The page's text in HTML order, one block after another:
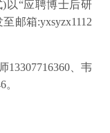
以“应聘博士后研
邮箱:yxsyzx1112
13307716360、韦